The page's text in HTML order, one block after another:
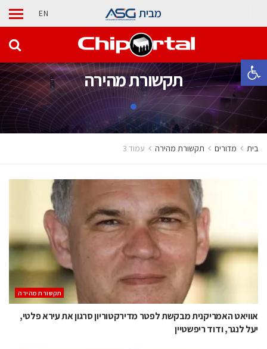
פתח סרגל נגישות
מבית EN
תקשורת מהירה
בית מדורים תקשורת מהירה עמוד 3
תקשורת מהירה
אוויאט האמריקנית מבקשת לפטר מדירקטוריון סרגון את עירא פלטי,
יעל לנגר, ודוד ריפשטיין